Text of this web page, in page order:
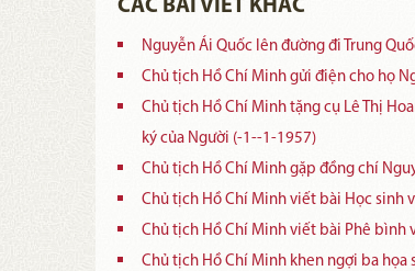
CÁC BÀI VIẾT KHÁC
Nguyễn Ái Quốc lên đường đi Trung
Chủ tịch Hồ Chí Minh gửi điện cho họ
Chủ tịch Hồ Chí Minh tặng cụ Lê Thị
ký của Người (-1--1-1957)
Chủ tịch Hồ Chí Minh gặp đồng chí
Chủ tịch Hồ Chí Minh viết bài Học sinh
Chủ tịch Hồ Chí Minh viết bài Phê bình
Chủ tịch Hồ Chí Minh khen ngợi ba họa